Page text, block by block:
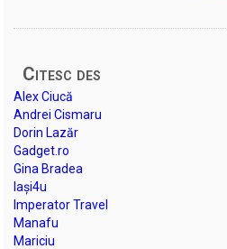
Citesc des
Alex Ciucă
Andrei Cismaru
Dorin Lazăr
Gadget.ro
Gina Bradea
Iași4u
Imperator Travel
Manafu
Mariciu